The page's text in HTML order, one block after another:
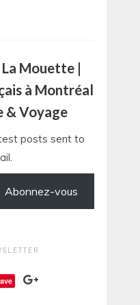
La Mouette |
à Montréal
& Voyage
posts sent to
Abonnez-vous